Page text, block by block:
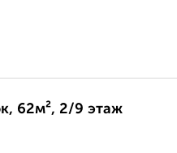
62м², 2/9 этаж